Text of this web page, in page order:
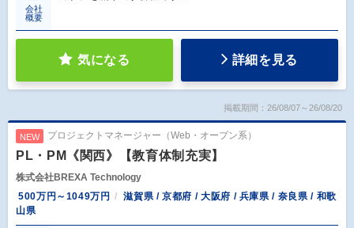
会社
概要
気になる 詳細を見る
掲載期間：26/08/07～26/08/20
NEW プロジェクトマネージャー（Web・オープン系）
PL・PM《関西》【教育体制充実】
株式会社BREXA Technology
500万円～1049万円
滋賀県 / 京都府 / 大阪府 / 兵庫県 / 奈良県 / 和歌
山県